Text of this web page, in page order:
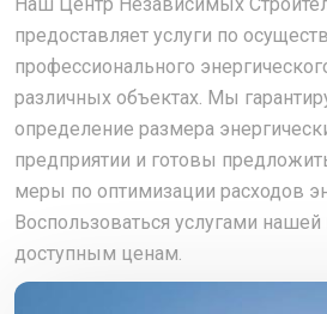
предоставляет услуги по
профессионального
различных объектах. Мы
определение размера
предприятии и готовы
меры по оптимизации расходов
Воспользоваться услугами
доступным ценам.